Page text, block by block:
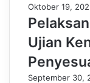
Oktober 19,
Ujian
September 30,